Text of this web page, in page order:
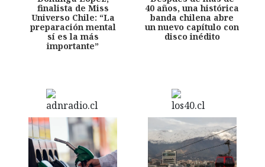
finalista de Miss
Universo Chile: “La
preparación mental
sí es la más
importante”
40 años, una histórica
banda chilena abre
un nuevo capítulo con
disco inédito